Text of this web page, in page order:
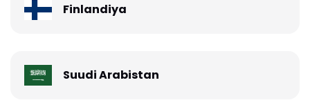
Finlandiya
Suudi Arabistan